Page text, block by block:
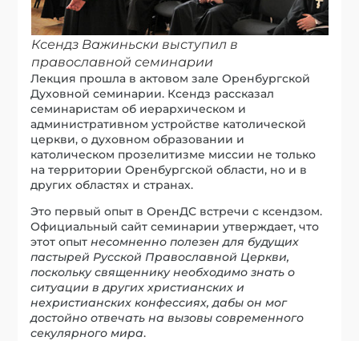
Ксендз Важиньски выступил в
православной семинарии
Лекция прошла в актовом зале Оренбургской
Духовной семинарии. Ксендз рассказал
семинаристам об иерархическом и
административном устройстве католической
церкви, о духовном образовании и
католическом прозелитизме миссии не только
на территории Оренбургской области, но и в
других областях и странах.
Это первый опыт в ОренДС встречи с ксендзом.
Официальный сайт семинарии утверждает, что
этот опытнесомненно полезен для будущих
пастырей Русской Православной Церкви,
поскольку священнику необходимо знать о
ситуации в других христианских и
нехристианских конфессиях, дабы он мог
достойно отвечать на вызовы современного
секулярного мира.